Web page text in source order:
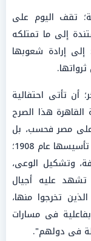
تقف اليوم على
إلى ما تمتلكه
إلى إرادة شعوبها
تأتى احتفالية
هذا الصرح
على مصر فحسب، بل
يمتد ليشمل أفريقيا والشرق الأوسط. فمنذ تأسيسها عام 1908؛
وتشكيل الوعى،
تشهد عليه أجيال
تخرجوا منها،
فى مسارات
فى دولهم".